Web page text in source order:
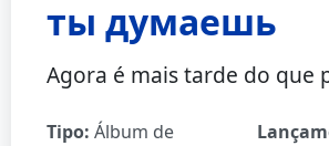
ты думаешь
Agora é mais tarde do que
Tipo: Álbum de